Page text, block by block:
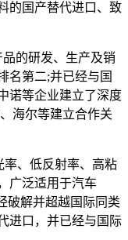
的国产替代进口、致
的研发、生产及销
名第二;并已经与国
诺等企业建立了深度
海尔等建立合作关
率、低反射率、高粘
广泛适用于汽车
破解并超越国际同类
进口，并已经与国际